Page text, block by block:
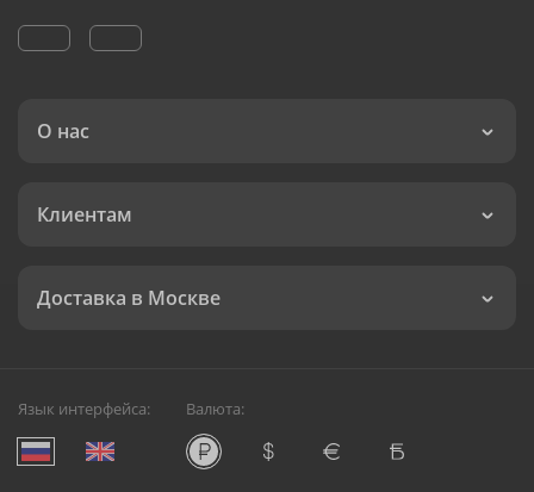
О нас
Клиентам
Доставка в Москве
Язык интерфейса: Валюта: